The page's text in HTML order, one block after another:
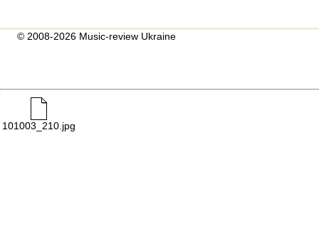
© 2008-2026 Music-review Ukraine
101003_210.jpg